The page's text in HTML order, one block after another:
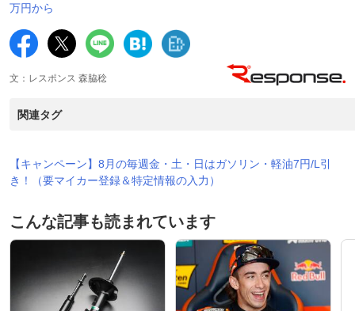
万円から
文：レスポンス 森脇稔
関連タグ
【キャンペーン】8月の毎週金・土・日はガソリン・軽油7円/L引
き！（要マイカー登録＆特定情報の入力）
こんな記事も読まれています